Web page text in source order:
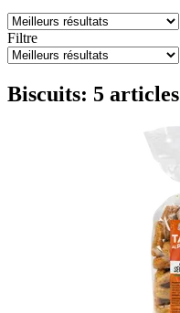
Filtre
Biscuits: 5 articles